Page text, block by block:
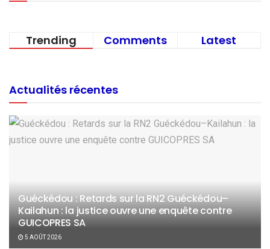
Trending Comments Latest
Actualités récentes
Guéckédou : Retards sur la RN2 Guéckédou–
Kailahun : la justice ouvre une enquête contre
GUICOPRES SA
5 AOÛT 2026